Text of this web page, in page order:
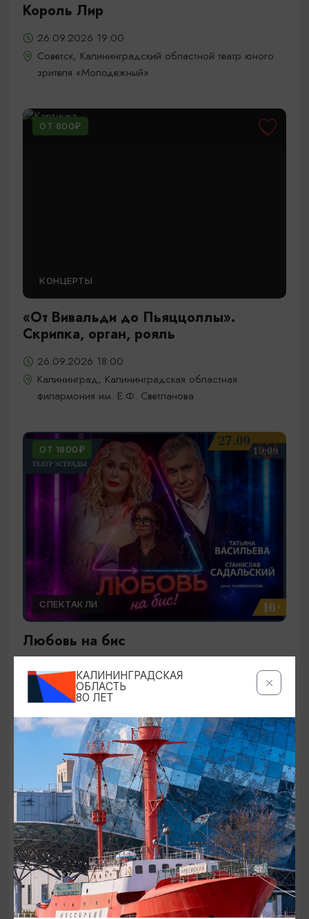
Король Лир
26.09.2026 19:00
Советск, Калининградский областной театр юного
зрителя «Молодежный»
ОТ 800₽
КОНЦЕРТЫ
«От Вивальди до Пьяццоллы».
Скрипка, орган, рояль
26.09.2026 18:00
Калининград, Калининградская областная
филармония им. Е.Ф. Светланова
ОТ 1800₽
СПЕКТАКЛИ
Любовь на бис
27.09.2026 19:00
Калининград, Калининградский театр эстрады
ОТ 1500₽
КОНЦЕРТЫ
КАЛИНИНГРАДСКАЯ
ОБЛАСТЬ
80 ЛЕТ